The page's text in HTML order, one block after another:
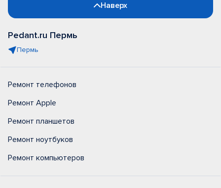
Наверх
Pedant.ru Пермь
Пермь
Ремонт телефонов
Ремонт Apple
Ремонт планшетов
Ремонт ноутбуков
Ремонт компьютеров